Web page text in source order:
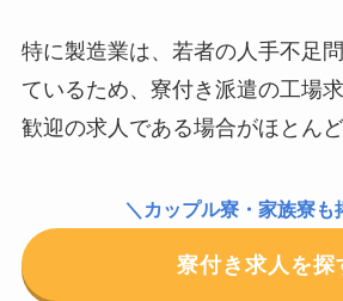
特に製造業は、若者の人手不足
ているため、寮付き派遣の工場
歓迎の求人である場合がほとんど
＼カップル寮・家族寮も
寮付き求人を探